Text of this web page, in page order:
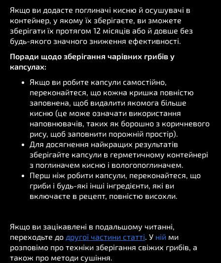
Якщо ви додасте поглиначі кисню й осушувачі в
контейнер, у якому їх зберігаєте, ви зможете
зберігати їх протягом 12 місяців або й довше без
будь-якого значного зниження ефективності.
Поради щодо зберігання чарівних грибів у
капсулах:
Якщо ви робите капсули самостійно,
переконайтеся, що кожна кришка повністю
заповнена, щоб видалити якомога більше
кисню (це може означати використання
наповнювачів, таких як борошно з коричневого
рису, щоб заповнити порожній простір).
Для досягнення найкращих результатів
зберігайте капсули в герметичному контейнері
з поглиначем кисню і вологопоглиначем.
Перш ніж робити капсули, переконайтеся, що
гриби і будь-які інші інгредієнти, які ви
включаєте в рецепт, повністю висохли.
Якщо ви зацікавлені в подальшому читанні,
переходьте до другої частини статті. У ній ми
розповімо про техніки зберігання свіжих грибів, а
також про методи сушіння.